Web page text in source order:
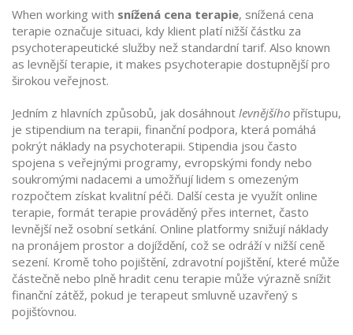
When working with snížená cena terapie, snížená cena
terapie označuje situaci, kdy klient platí nižší částku za
psychoterapeutické služby než standardní tarif. Also known
as levnější terapie, it makes psychoterapie dostupnější pro
širokou veřejnost.
Jedním z hlavních způsobů, jak dosáhnout levnějšího přístupu,
je stipendium na terapii, finanční podpora, která pomáhá
pokrýt náklady na psychoterapii. Stipendia jsou často
spojena s veřejnými programy, evropskými fondy nebo
soukromými nadacemi a umožňují lidem s omezeným
rozpočtem získat kvalitní péči. Další cesta je využít online
terapie, formát terapie prováděný přes internet, často
levnější než osobní setkání. Online platformy snižují náklady
na pronájem prostor a dojíždění, což se odráží v nižší ceně
sezení. Kromě toho pojištění, zdravotní pojištění, které může
částečně nebo plně hradit cenu terapie může výrazně snížit
finanční zátěž, pokud je terapeut smluvně uzavřený s
pojišťovnou.